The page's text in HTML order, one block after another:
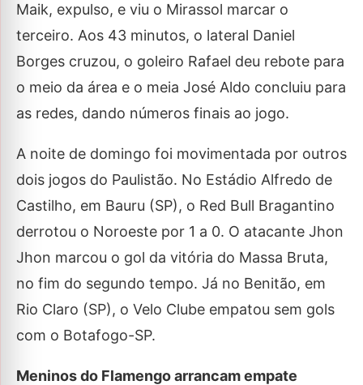
Maik, expulso, e viu o Mirassol marcar o
terceiro. Aos 43 minutos, o lateral Daniel
Borges cruzou, o goleiro Rafael deu rebote para
o meio da área e o meia José Aldo concluiu para
as redes, dando números finais ao jogo.
A noite de domingo foi movimentada por outros
dois jogos do Paulistão. No Estádio Alfredo de
Castilho, em Bauru (SP), o Red Bull Bragantino
derrotou o Noroeste por 1 a 0. O atacante Jhon
Jhon marcou o gol da vitória do Massa Bruta,
no fim do segundo tempo. Já no Benitão, em
Rio Claro (SP), o Velo Clube empatou sem gols
com o Botafogo-SP.
Meninos do Flamengo arrancam empate